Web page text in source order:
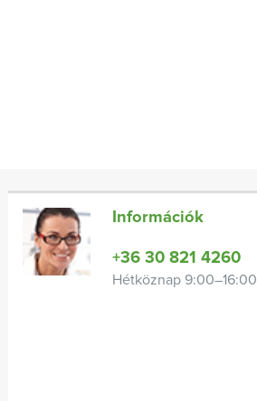
Információk
+36 30 821 4260
Hétköznap 9:00–16:00